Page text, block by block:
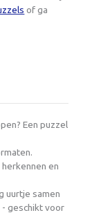
of ga
Een puzzel
en
uurtje samen
geschikt voor